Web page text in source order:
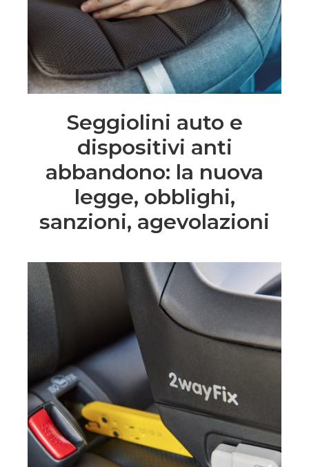
Seggiolini auto e
dispositivi anti
abbandono: la nuova
legge, obblighi,
sanzioni, agevolazioni